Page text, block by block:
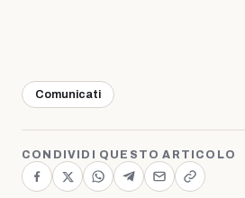
Comunicati
CONDIVIDI QUESTO ARTICOLO